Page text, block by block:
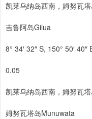
凯莱乌纳岛西南，姆努瓦
吉鲁阿岛Gilua
8° 34′ 32″ S, 150° 50′ 40″
0.05
凯莱乌纳岛西南，姆努瓦
姆努瓦塔岛Munuwata